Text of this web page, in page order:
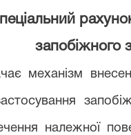
запобіжного
механізм
належної